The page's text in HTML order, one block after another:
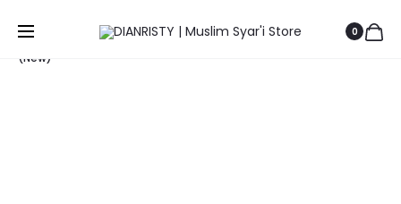
0
SCARF
PASMINA
Beranda FEMALE Hijab Sale
Scarf Arumi DAILY
(New)